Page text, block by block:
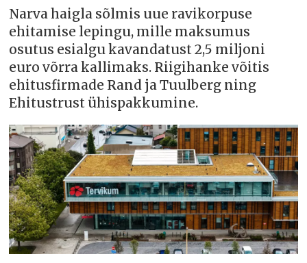
Narva haigla sõlmis uue ravikorpuse
ehitamise lepingu, mille maksumus
osutus esialgu kavandatust 2,5 miljoni
euro võrra kallimaks. Riigihanke võitis
ehitusfirmade Rand ja Tuulberg ning
Ehitustrust ühispakkumine.